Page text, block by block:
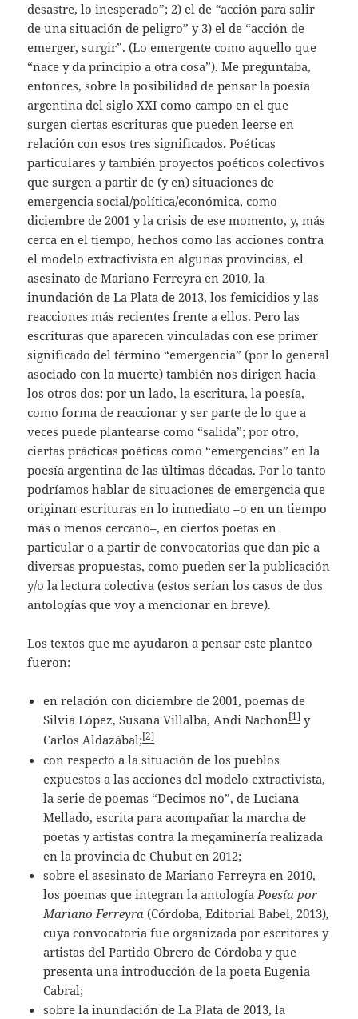
desastre, lo inesperado”; 2) el de “acción para salir
de una situación de peligro” y 3) el de “acción de
emerger, surgir”. (Lo emergente como aquello que
“nace y da principio a otra cosa”). Me preguntaba,
entonces, sobre la posibilidad de pensar la poesía
argentina del siglo XXI como campo en el que
surgen ciertas escrituras que pueden leerse en
relación con esos tres significados. Poéticas
particulares y también proyectos poéticos colectivos
que surgen a partir de (y en) situaciones de
emergencia social/política/económica, como
diciembre de 2001 y la crisis de ese momento, y, más
cerca en el tiempo, hechos como las acciones contra
el modelo extractivista en algunas provincias, el
asesinato de Mariano Ferreyra en 2010, la
inundación de La Plata de 2013, los femicidios y las
reacciones más recientes frente a ellos. Pero las
escrituras que aparecen vinculadas con ese primer
significado del término “emergencia” (por lo general
asociado con la muerte) también nos dirigen hacia
los otros dos: por un lado, la escritura, la poesía,
como forma de reaccionar y ser parte de lo que a
veces puede plantearse como “salida”; por otro,
ciertas prácticas poéticas como “emergencias” en la
poesía argentina de las últimas décadas. Por lo tanto
podríamos hablar de situaciones de emergencia que
originan escrituras en lo inmediato –o en un tiempo
más o menos cercano–, en ciertos poetas en
particular o a partir de convocatorias que dan pie a
diversas propuestas, como pueden ser la publicación
y/o la lectura colectiva (estos serían los casos de dos
antologías que voy a mencionar en breve).
Los textos que me ayudaron a pensar este planteo
fueron:
en relación con diciembre de 2001, poemas de
Silvia López, Susana Villalba, Andi Nachon[1] y
Carlos Aldazábal;[2]
con respecto a la situación de los pueblos
expuestos a las acciones del modelo extractivista,
la serie de poemas “Decimos no”, de Luciana
Mellado, escrita para acompañar la marcha de
poetas y artistas contra la megaminería realizada
en la provincia de Chubut en 2012;
sobre el asesinato de Mariano Ferreyra en 2010,
los poemas que integran la antologíaPoesía por
Mariano Ferreyra (Córdoba, Editorial Babel, 2013),
cuya convocatoria fue organizada por escritores y
artistas del Partido Obrero de Córdoba y que
presenta una introducción de la poeta Eugenia
Cabral;
sobre la inundación de La Plata de 2013, la